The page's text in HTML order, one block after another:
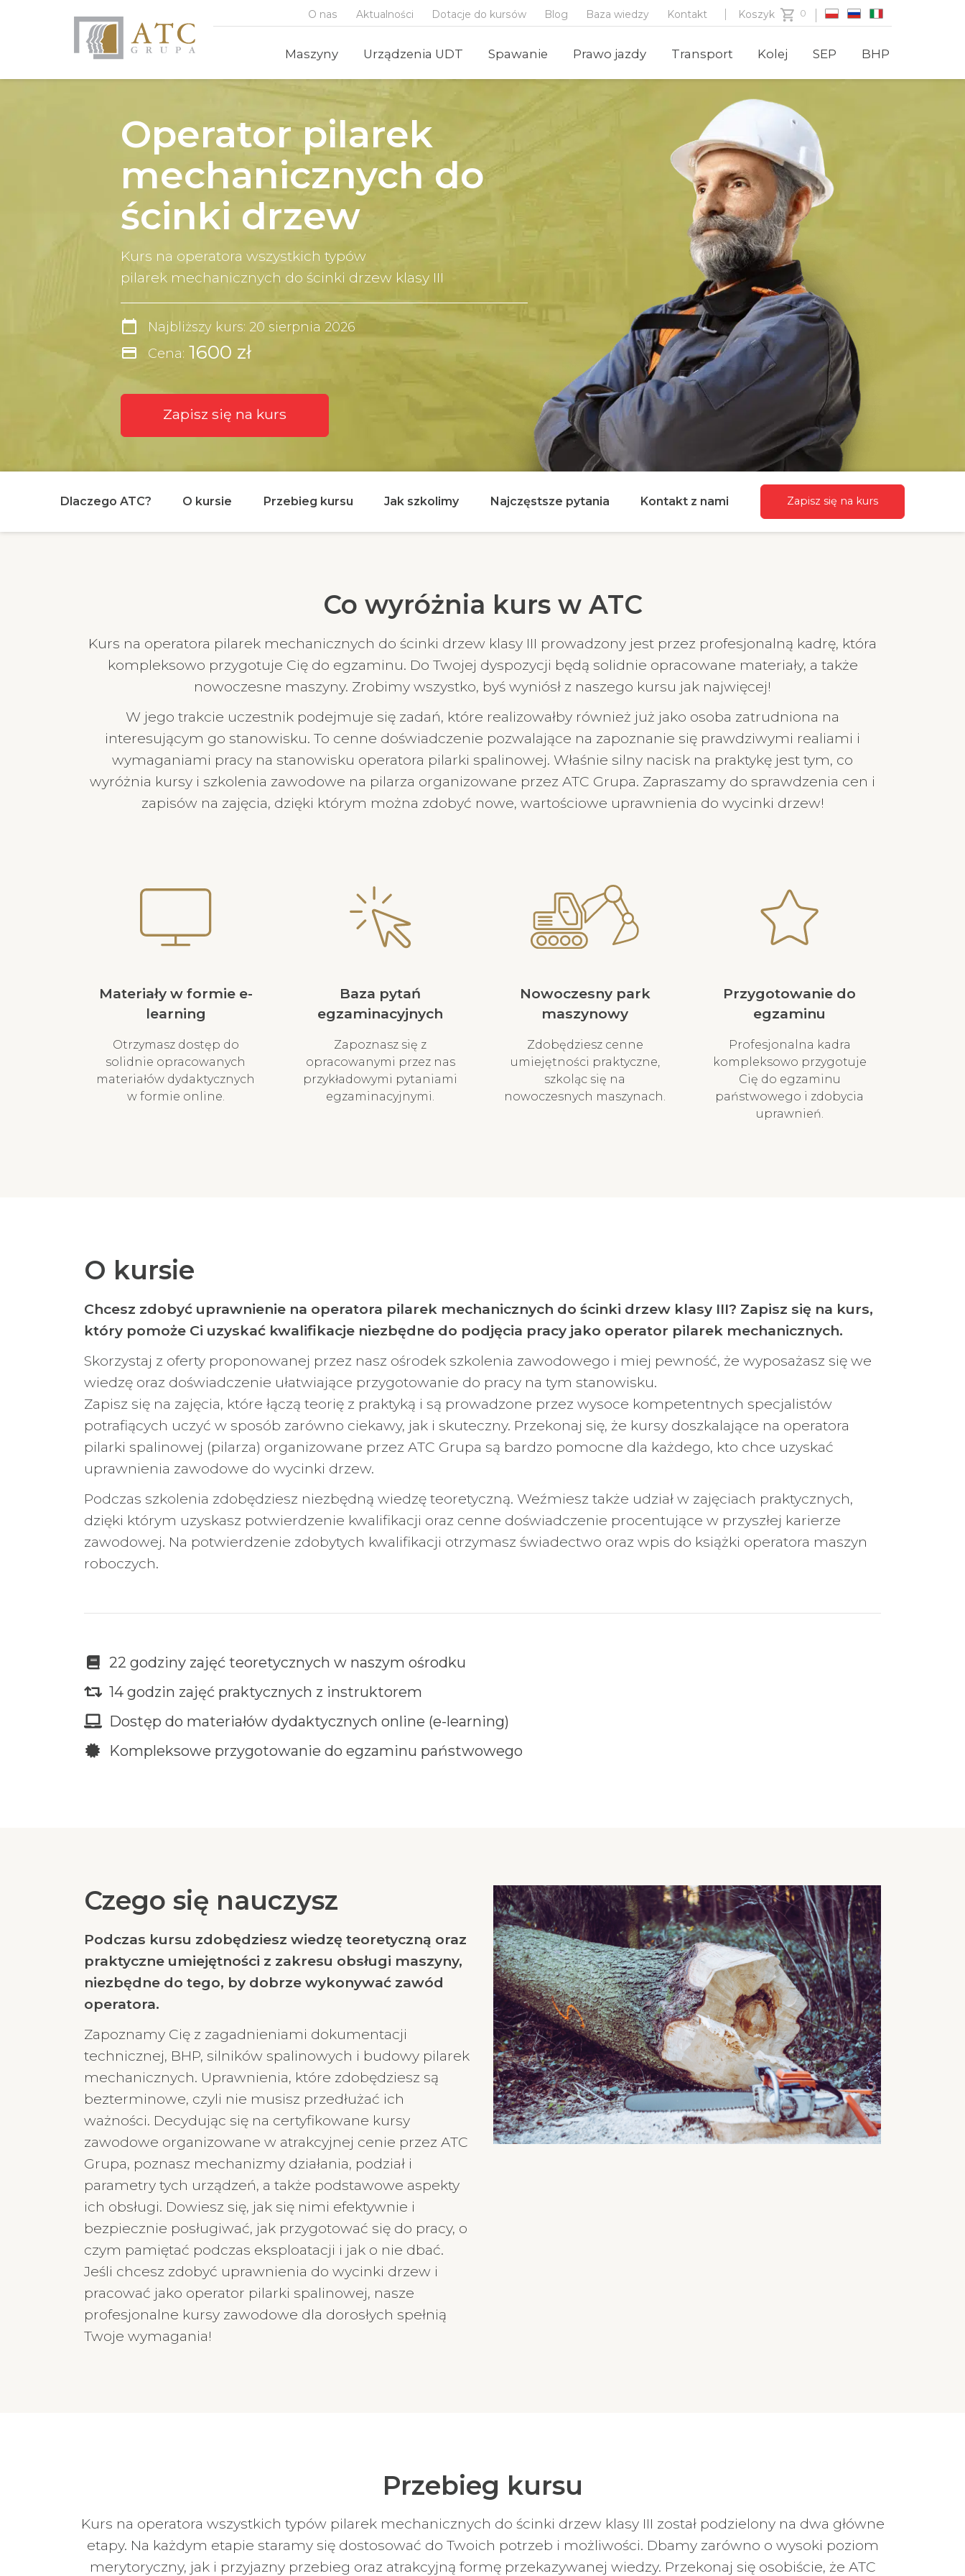
O nas Aktualności Dotacje do kursów Blog Baza wiedzy Kontakt Koszyk
Maszyny Urządzenia UDT Spawanie Prawo jazdy Transport Kolej SEP BHP
Operator pilarek
mechanicznych do
ścinki drzew
Kurs na operatora wszystkich typów
pilarek mechanicznych do ścinki drzew klasy III
calendar_today Najbliższy kurs: 20 sierpnia 2026
credit_card Cena: 1600 zł
Zapisz się na kurs
Dlaczego ATC? O kursie Przebieg kursu Jak szkolimy Najczęstsze pytania Kontakt z nami Zapisz się na kurs
Co wyróżnia kurs w ATC
Kurs na operatora pilarek mechanicznych do ścinki drzew klasy III prowadzony jest przez profesjonalną kadrę, która
kompleksowo przygotuje Cię do egzaminu. Do Twojej dyspozycji będą solidnie opracowane materiały, a także
nowoczesne maszyny. Zrobimy wszystko, byś wyniósł z naszego kursu jak najwięcej!
W jego trakcie uczestnik podejmuje się zadań, które realizowałby również już jako osoba zatrudniona na
interesującym go stanowisku. To cenne doświadczenie pozwalające na zapoznanie się prawdziwymi realiami i
wymaganiami pracy na stanowisku operatora pilarki spalinowej. Właśnie silny nacisk na praktykę jest tym, co
wyróżnia kursy i szkolenia zawodowe na pilarza organizowane przez ATC Grupa. Zapraszamy do sprawdzenia cen i
zapisów na zajęcia, dzięki którym można zdobyć nowe, wartościowe uprawnienia do wycinki drzew!
Materiały w formie e-
learning
Otrzymasz dostęp do
solidnie opracowanych
materiałów dydaktycznych
w formie online.
Baza pytań
egzaminacyjnych
Zapoznasz się z
opracowanymi przez nas
przykładowymi pytaniami
egzaminacyjnymi.
Nowoczesny park
maszynowy
Zdobędziesz cenne
umiejętności praktyczne,
szkoląc się na
nowoczesnych maszynach.
Przygotowanie do
egzaminu
Profesjonalna kadra
kompleksowo przygotuje
Cię do egzaminu
państwowego i zdobycia
uprawnień.
O kursie
Chcesz zdobyć uprawnienie na operatora pilarek mechanicznych do ścinki drzew klasy III? Zapisz się na kurs,
który pomoże Ci uzyskać kwalifikacje niezbędne do podjęcia pracy jako operator pilarek mechanicznych.
Skorzystaj z oferty proponowanej przez nasz ośrodek szkolenia zawodowego i miej pewność, że wyposażasz się we
wiedzę oraz doświadczenie ułatwiające przygotowanie do pracy na tym stanowisku.
Zapisz się na zajęcia, które łączą teorię z praktyką i są prowadzone przez wysoce kompetentnych specjalistów
potrafiących uczyć w sposób zarówno ciekawy, jak i skuteczny. Przekonaj się, że kursy doszkalające na operatora
pilarki spalinowej (pilarza) organizowane przez ATC Grupa są bardzo pomocne dla każdego, kto chce uzyskać
uprawnienia zawodowe do wycinki drzew.
Podczas szkolenia zdobędziesz niezbędną wiedzę teoretyczną. Weźmiesz także udział w zajęciach praktycznych,
dzięki którym uzyskasz potwierdzenie kwalifikacji oraz cenne doświadczenie procentujące w przyszłej karierze
zawodowej. Na potwierdzenie zdobytych kwalifikacji otrzymasz świadectwo oraz wpis do książki operatora maszyn
roboczych.
22 godziny zajęć teoretycznych w naszym ośrodku
14 godzin zajęć praktycznych z instruktorem
Dostęp do materiałów dydaktycznych online (e-learning)
Kompleksowe przygotowanie do egzaminu państwowego
Czego się nauczysz
Podczas kursu zdobędziesz wiedzę teoretyczną oraz
praktyczne umiejętności z zakresu obsługi maszyny,
niezbędne do tego, by dobrze wykonywać zawód
operatora.
Zapoznamy Cię z zagadnieniami dokumentacji
technicznej, BHP, silników spalinowych i budowy pilarek
mechanicznych. Uprawnienia, które zdobędziesz są
bezterminowe, czyli nie musisz przedłużać ich
ważności. Decydując się na certyfikowane kursy
zawodowe organizowane w atrakcyjnej cenie przez ATC
Grupa, poznasz mechanizmy działania, podział i
parametry tych urządzeń, a także podstawowe aspekty
ich obsługi. Dowiesz się, jak się nimi efektywnie i
bezpiecznie posługiwać, jak przygotować się do pracy, o
czym pamiętać podczas eksploatacji i jak o nie dbać.
Jeśli chcesz zdobyć uprawnienia do wycinki drzew i
pracować jako operator pilarki spalinowej, nasze
profesjonalne kursy zawodowe dla dorosłych spełnią
Twoje wymagania!
Przebieg kursu
Kurs na operatora wszystkich typów pilarek mechanicznych do ścinki drzew klasy III został podzielony na dwa główne
etapy. Na każdym etapie staramy się dostosować do Twoich potrzeb i możliwości. Dbamy zarówno o wysoki poziom
merytoryczny, jak i przyjazny przebieg oraz atrakcyjną formę przekazywanej wiedzy. Przekonaj się osobiście, że ATC